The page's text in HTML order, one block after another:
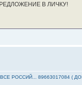
В ЛИЧКУ!
РОССИЙ... 89663017084 (